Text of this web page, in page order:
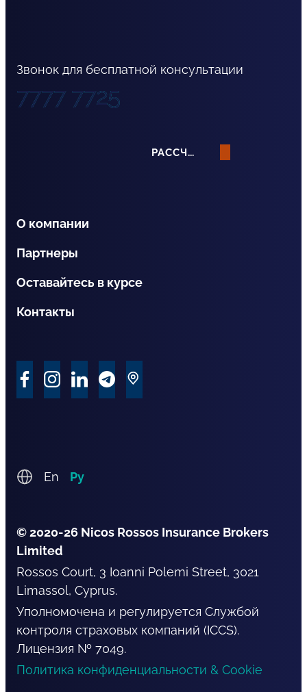
Звонок для бесплатной консультации
7777 7725
РАССЧИТАТЬ СТРАХОВАНИЕ
О компании
Партнеры
Оставайтесь в курсе
Контакты
En Ру
© 2020-26 Nicos Rossos Insurance Brokers
Limited
Rossos Court, 3 Ioanni Polemi Street, 3021
Limassol, Cyprus.
Уполномочена и регулируется Службой
контроля страховых компаний (ICCS).
Лицензия № 7049.
Политика конфиденциальности & Cookie